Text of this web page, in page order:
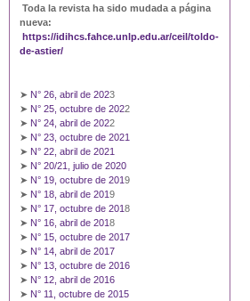
Toda la revista ha sido mudada a página
nueva:
https://idihcs.fahce.unlp.edu.ar/ceil/toldo-
de-astier/
➤ N° 26, abril de 2023
➤ N° 25, octubre de 2022
➤ N° 24, abril de 2022
➤ N° 23, octubre de 2021
➤ N° 22, abril de 2021
➤ N° 20/21, julio de 2020
➤ N° 19, octubre de 2019
➤ N° 18, abril de 2019
➤ N° 17, octubre de 2018
➤ N° 16, abril de 2018
➤ N° 15, octubre de 2017
➤ N° 14, abril de 2017
➤ N° 13, octubre de 2016
➤ N° 12, abril de 2016
➤ N° 11, octubre de 2015